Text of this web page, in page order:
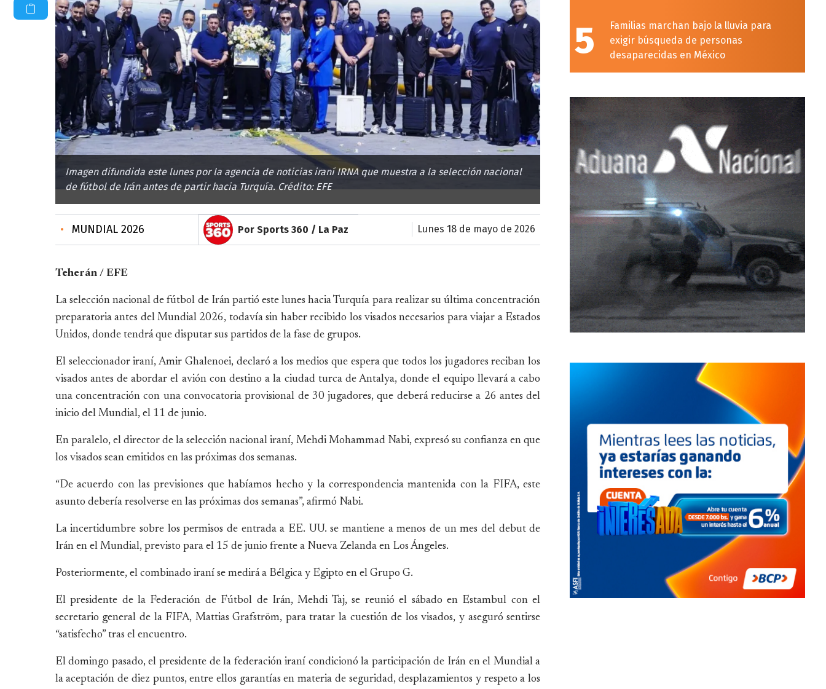
Imagen difundida este lunes por la agencia de noticias iraní IRNA que muestra a la selección nacional
de fútbol de Irán antes de partir hacia Turquía. Crédito: EFE
• MUNDIAL 2026 Por Sports 360 / La Paz lunes 18 de mayo de 2026
Teherán / EFE
La selección nacional de fútbol de Irán partió este lunes hacia Turquía para realizar su última concentración
preparatoria antes del Mundial 2026, todavía sin haber recibido los visados necesarios para viajar a Estados
Unidos, donde tendrá que disputar sus partidos de la fase de grupos.
El seleccionador iraní, Amir Ghalenoei, declaró a los medios que espera que todos los jugadores reciban los
visados antes de abordar el avión con destino a la ciudad turca de Antalya, donde el equipo llevará a cabo
una concentración con una convocatoria provisional de 30 jugadores, que deberá reducirse a 26 antes del
inicio del Mundial, el 11 de junio.
En paralelo, el director de la selección nacional iraní, Mehdi Mohammad Nabi, expresó su confianza en que
los visados sean emitidos en las próximas dos semanas.
“De acuerdo con las previsiones que habíamos hecho y la correspondencia mantenida con la FIFA, este
asunto debería resolverse en las próximas dos semanas”, afirmó Nabi.
La incertidumbre sobre los permisos de entrada a EE. UU. se mantiene a menos de un mes del debut de
Irán en el Mundial, previsto para el 15 de junio frente a Nueva Zelanda en Los Ángeles.
Posteriormente, el combinado iraní se medirá a Bélgica y Egipto en el Grupo G.
El presidente de la Federación de Fútbol de Irán, Mehdi Taj, se reunió el sábado en Estambul con el
secretario general de la FIFA, Mattias Grafström, para tratar la cuestión de los visados, y aseguró sentirse
“satisfecho” tras el encuentro.
El domingo pasado, el presidente de la federación iraní condicionó la participación de Irán en el Mundial a
la aceptación de diez puntos, entre ellos garantías en materia de seguridad, desplazamientos y respeto a los
5
Familias marchan bajo la lluvia para
exigir búsqueda de personas
desaparecidas en México